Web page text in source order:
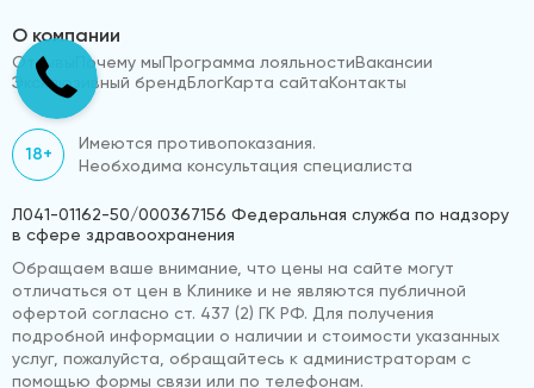
О компании
Отзывы Почему мыПрограмма лояльностиВакансии
Эксклюзивный брендБлогКарта сайтаКонтакты
18+
Имеются противопоказания.
Необходима консультация специалиста
Л041-01162-50/000367156 Федеральная служба по надзору
в сфере здравоохранения
Обращаем ваше внимание, что цены на сайте могут
отличаться от цен в Клинике и не являются публичной
офертой согласно ст. 437 (2) ГК РФ. Для получения
подробной информации о наличии и стоимости указанных
услуг, пожалуйста, обращайтесь к администраторам с
помощью формы связи или по телефонам.